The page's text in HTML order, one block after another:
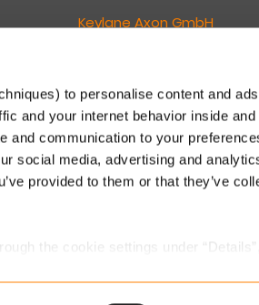
to personalise content and
and your internet behavior inside
and communication to your
social media, advertising and
provided to them or that they’ve
the cookie settings under “Details”,
Keylane Axon GmbH
Lukas van Grunsven
Philipp E. Lederer
Eintragung (HRB) 211735
Gerichtsstand: Amtsgericht
Newsletter